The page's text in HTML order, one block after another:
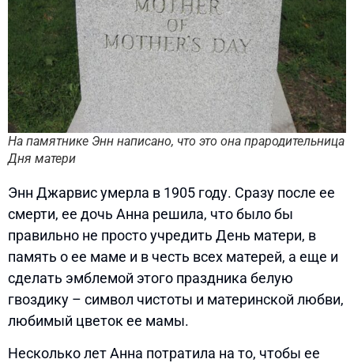
На памятнике Энн написано, что это она прародительница
Дня матери
Энн Джарвис умерла в 1905 году. Сразу после ее
смерти, ее дочь Анна решила, что было бы
правильно не просто учредить День матери, в
память о ее маме и в честь всех матерей, а еще и
сделать эмблемой этого праздника белую
гвоздику – символ чистоты и материнской любви,
любимый цветок ее мамы.
Несколько лет Анна потратила на то, чтобы ее